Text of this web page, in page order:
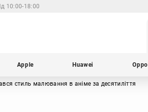
10:00-18:00
Apple Huawei Oppo
стиль малювання в аніме за десятиліття